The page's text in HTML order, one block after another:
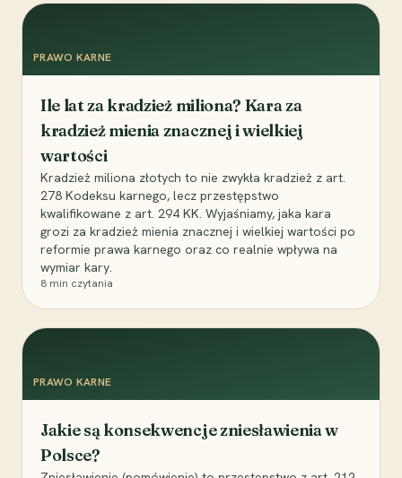
PRAWO KARNE
Ile lat za kradzież miliona? Kara za
kradzież mienia znacznej i wielkiej
wartości
Kradzież miliona złotych to nie zwykła kradzież z art.
278 Kodeksu karnego, lecz przestępstwo
kwalifikowane z art. 294 KK. Wyjaśniamy, jaka kara
grozi za kradzież mienia znacznej i wielkiej wartości po
reformie prawa karnego oraz co realnie wpływa na
wymiar kary.
8 min czytania
PRAWO KARNE
Jakie są konsekwencje zniesławienia w
Polsce?